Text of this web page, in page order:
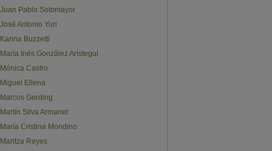
Juan Pablo Sotomayor
José Antonio Yuri
Karina Buzzetti
María Inés González Arístegui
Mónica Castro
Miguel Ellena
Marcos Gerding
Martín Silva Armanet
María Cristina Mondino
Maritza Reyes